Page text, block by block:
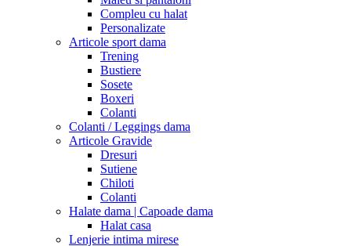
Compleu cu halat
Personalizate
Articole sport dama
Trening
Bustiere
Sosete
Boxeri
Colanti
Colanti / Leggings dama
Articole Gravide
Dresuri
Sutiene
Chiloti
Colanti
Halate dama | Capoade dama
Halat casa
Lenjerie intima mirese